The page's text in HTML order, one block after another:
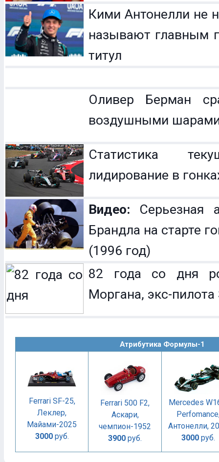
Кими Антонелли не
называют главным
титул
Оливер Берман
воздушными
Статистика
лидирование в
Видео: Серьезная
Брандла на старте
(1996 год)
82 года со дня
Моргана, экс-пилота
Атрибутика Формулы-1
Ferrari SF-25,
Леклер,
Майами-2025
3000руб.
Ferrari 500 F2,
Аскари,
чемпион-1952
3900 руб.
Mercedes
Антонелли,
3000 руб.